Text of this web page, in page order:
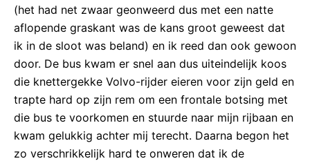
(het had net zwaar geonweerd dus met een natte
aflopende graskant was de kans groot geweest dat
ik in de sloot was beland) en ik reed dan ook gewoon
door. De bus kwam er snel aan dus uiteindelijk koos
die knettergekke Volvo-rijder eieren voor zijn geld en
trapte hard op zijn rem om een frontale botsing met
die bus te voorkomen en stuurde naar mijn rijbaan en
kwam gelukkig achter mij terecht. Daarna begon het
zo verschrikkelijk hard te onweren dat ik de